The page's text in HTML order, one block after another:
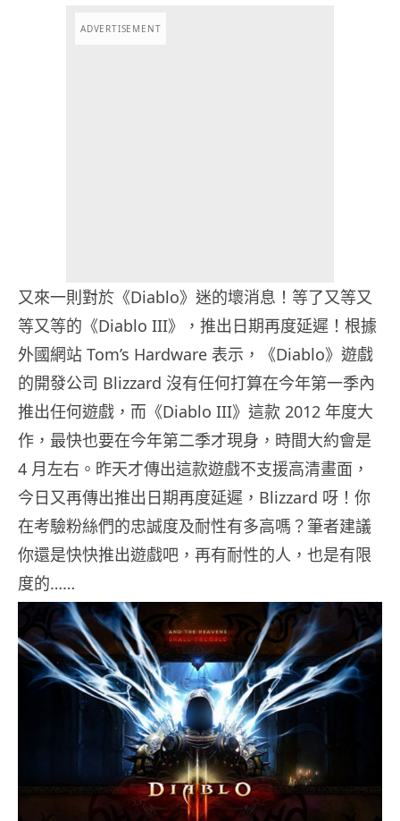
ADVERTISEMENT
又來一則對於《Diablo》迷的壞消息！等了又等又
等又等的《Diablo III》，推出日期再度延遲！根據
外國網站 Tom’s Hardware 表示，《Diablo》遊戲
的開發公司 Blizzard 沒有任何打算在今年第一季內
推出任何遊戲，而《Diablo III》這款 2012 年度大
作，最快也要在今年第二季才現身，時間大約會是
4 月左右。昨天才傳出這款遊戲不支援高清畫面，
今日又再傳出推出日期再度延遲，Blizzard 呀！你
在考驗粉絲們的忠誠度及耐性有多高嗎？筆者建議
你還是快快推出遊戲吧，再有耐性的人，也是有限
度的……